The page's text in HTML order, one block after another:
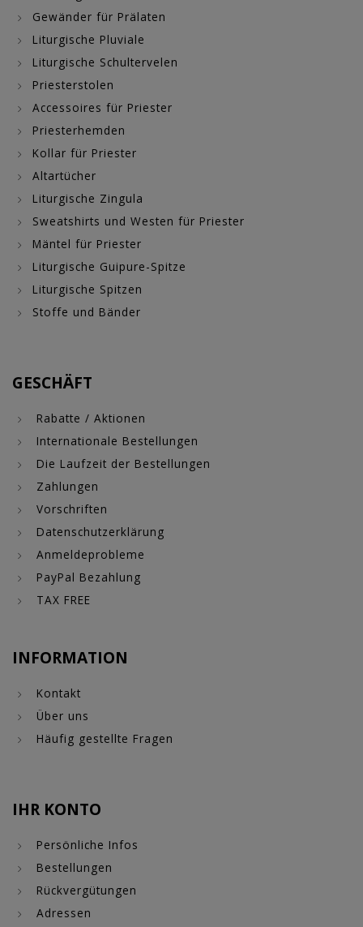
Gewänder für Prälaten
Liturgische Pluviale
Liturgische Schultervelen
Priesterstolen
Accessoires für Priester
Priesterhemden
Kollar für Priester
Altartücher
Liturgische Zingula
Sweatshirts und Westen für Priester
Mäntel für Priester
Liturgische Guipure-Spitze
Liturgische Spitzen
Stoffe und Bänder
GESCHÄFT
Rabatte / Aktionen
Internationale Bestellungen
Die Laufzeit der Bestellungen
Zahlungen
Vorschriften
Datenschutzerklärung
Anmeldeprobleme
PayPal Bezahlung
TAX FREE
INFORMATION
Kontakt
Über uns
Häufig gestellte Fragen
IHR KONTO
Persönliche Infos
Bestellungen
Rückvergütungen
Adressen